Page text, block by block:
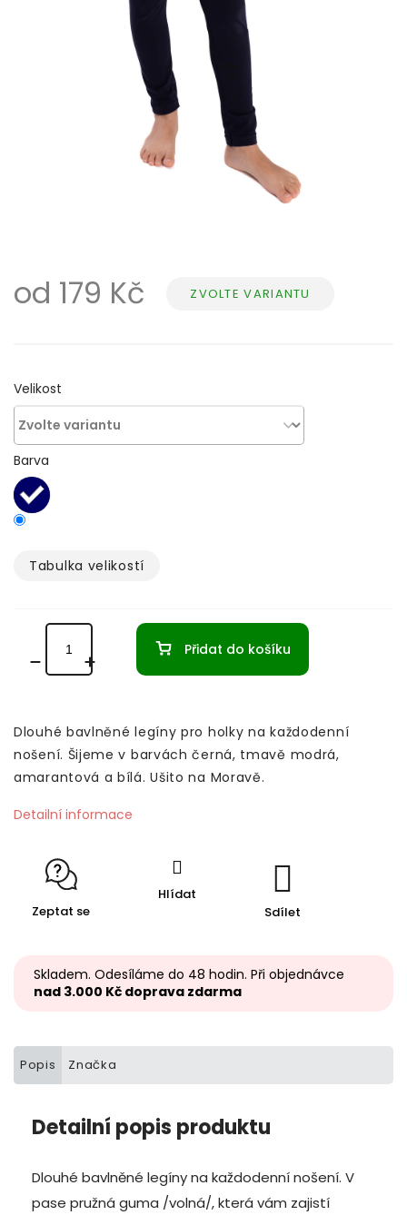
od 179 Kč Měrná
ZVOLTE VARIANTU
Velikost
Barva
Tabulka velikostí­
Přidat do košíku
Dlouhé bavlněné legíny pro holky na každodenní
nošení. Šijeme v barvách černá, tmavě modrá,
amarantová a bílá. Ušito na Moravě.
Detailní informace
Zeptat se
Hlídat
Sdílet
Skladem. Odesíláme do 48 hodin. Při objednávce
nad 3.000 Kč doprava zdarma
Popis Značka
Detailní popis produktu
Dlouhé bavlněné legíny na každodenní nošení. V
pase pružná guma /volná/, která vám zajistí